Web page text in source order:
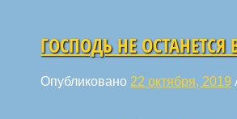
ГОСПОДЬ НЕ ОСТАНЕТСЯ
Опубликовано 22 октября, 2019